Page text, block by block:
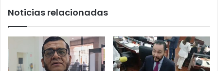
Noticias relacionadas